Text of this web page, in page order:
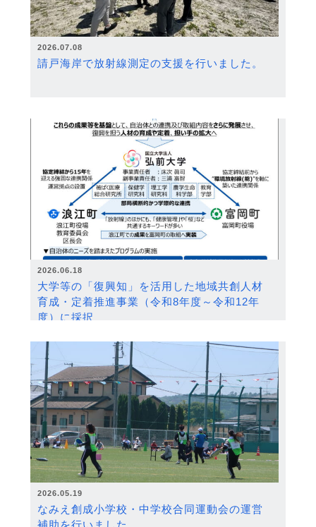
2026.07.08
請戸海岸で放射線測定の支援を行いました。
2026.06.18
大学等の「復興知」を活用した地域共創人材
育成・定着推進事業（令和8年度～令和12年
度）に採択
2026.05.19
なみえ創成小学校・中学校合同運動会の運営
補助を行いました